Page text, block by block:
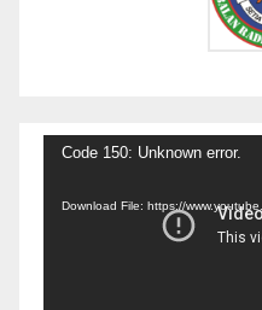
Video
Code 150: Unknown error.
Download File: https://